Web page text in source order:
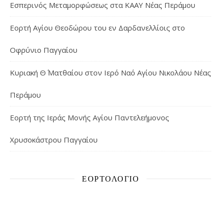
Εσπερινός Μεταμορφώσεως στα ΚΑΑΥ Νέας Περάμου
Εορτή Αγίου Θεοδώρου του εν Δαρδανελλίοις στο
Οφρύνιο Παγγαίου
Κυριακή Θ΄ Ματθαίου στον Ιερό Ναό Αγίου Νικολάου Νέας
Περάμου
Εορτή της Ιεράς Μονής Αγίου Παντελεήμονος
Χρυσοκάστρου Παγγαίου
ΕΟΡΤΟΛΌΓΙΟ